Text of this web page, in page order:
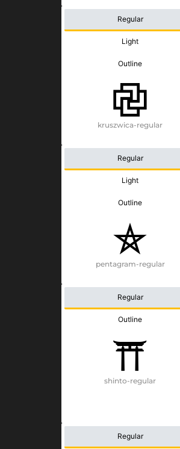
Regular
Light
Outline
kruszwica-regular
Regular
Light
Outline
pentagram-regular
Regular
Outline
shinto-regular
Regular